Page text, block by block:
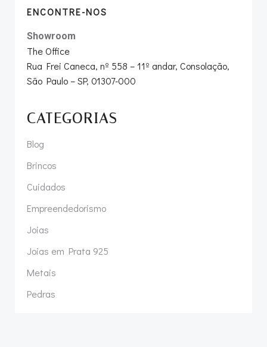
ENCONTRE-NOS
Showroom
The Office
Rua Frei Caneca, nº 558 – 11º andar, Consolação,
São Paulo – SP, 01307-000
CATEGORIAS
Blog
Brincos
Cuidados
Empreendedorismo
Joias
Joias em Prata 925
Metais
Pedras